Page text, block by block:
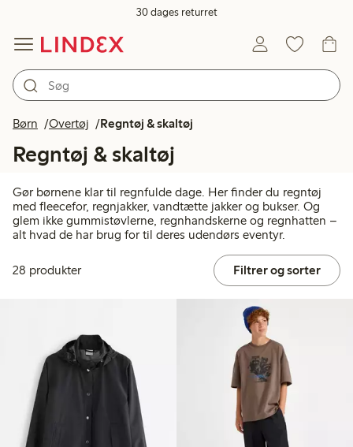
30 dages returret
Børn Overtøj Regntøj & skaltøj
Regntøj & skaltøj
Gør børnene klar til regnfulde dage. Her finder du regntøj
med fleecefor, regnjakker, vandtætte jakker og bukser. Og
glem ikke gummistøvlerne, regnhandskerne og regnhatten –
alt hvad de har brug for til deres udendørs eventyr.
28 produkter Filtrer og sorter